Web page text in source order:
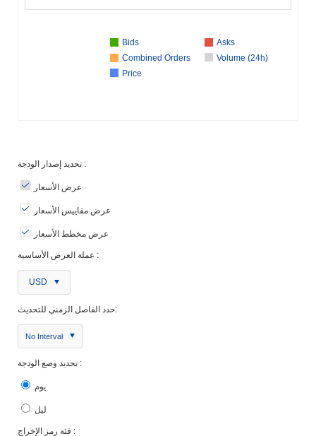
Bids
Asks
Combined Orders
Volume (24h)
Price
تحديد إصدار الودجة :
عرض الأسعار
عرض مقاييس الأسعار
عرض مخطط الأسعار
عملة العرض الأساسية :
USD
حدد الفاصل الزمني للتحديث:
No Interval
تحديد وضع الودجة :
يوم
ليل
فئة رمز الإخراج :